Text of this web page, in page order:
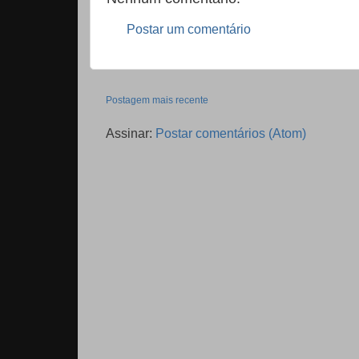
Postar um comentário
Postagem mais recente
Assinar: Postar comentários (Atom)